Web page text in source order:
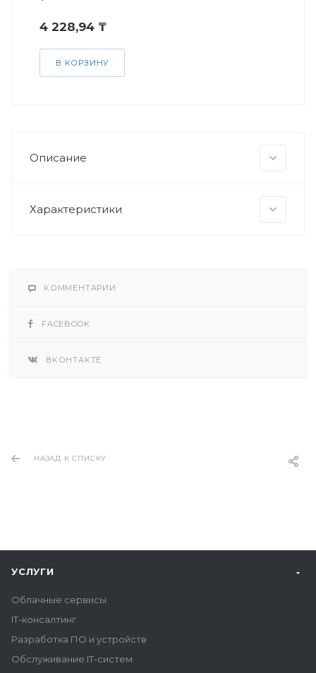
4 228,94 ₸
В КОРЗИНУ
Описание
Характеристики
КОММЕНТАРИИ
FACEBOOK
ВКОНТАКТЕ
НАЗАД К СПИСКУ
УСЛУГИ
Облачные сервисы
IT-консалтинг
Разработка ПО и устройств
Обслуживание IT-систем